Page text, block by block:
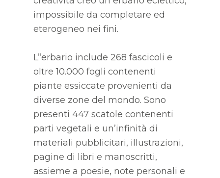
impossibile da completare ed
eterogeneo nei fini.
L’’erbario include 268 fascicoli e
oltre 10.000 fogli contenenti
piante essiccate provenienti da
diverse zone del mondo. Sono
presenti 447 scatole contenenti
parti vegetali e un’infinità di
materiali pubblicitari, illustrazioni,
pagine di libri e manoscritti,
assieme a poesie, note personali e